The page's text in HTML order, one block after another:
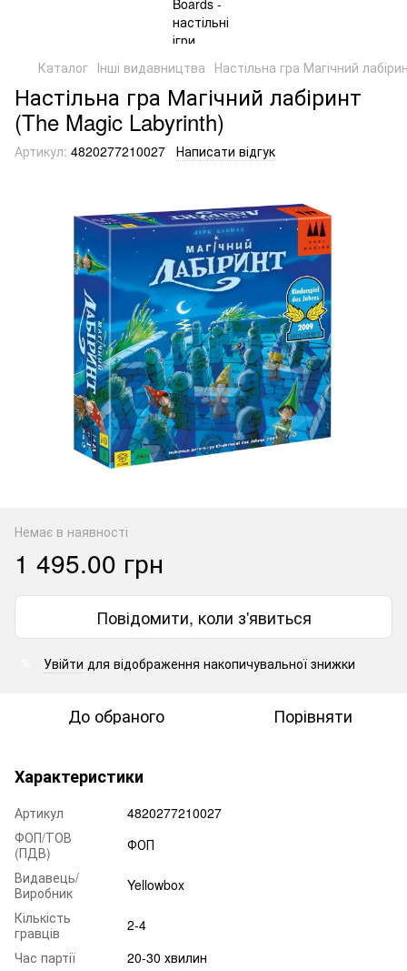
Каталог Інші видавництва Настільна гра Магічний
Настільна гра Магічний лабіринт
(The Magic Labyrinth)
Артикул: 4820277210027 Написати відгук
Немає в наявності
1 495.00 грн
Повідомити, коли з'явиться
Увійти для відображення накопичувальної знижки
До обраного Порівняти
Характеристики
Артикул
4820277210027
ФОП/ТОВ
(ПДВ)
ФОП
Видавець/
Виробник
Yellowbox
Кількість
гравців
2-4
Час партії
20-30 хвилин